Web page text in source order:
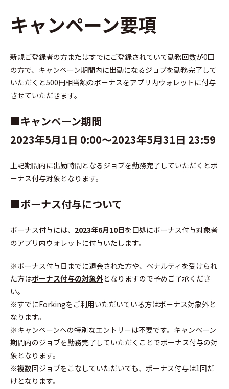
キャンペーン要項
新規ご登録者の方またはすでにご登録されていて勤務回数が0回
の方で、キャンペーン期間内に出勤になるジョブを勤務完了して
いただくと500円相当額のボーナスをアプリ内ウォレットに付与
させていただきます。
■キャンペーン期間
2023年5月1日 0:00〜2023年5月31日 23:59
上記期間内に出勤時間となるジョブを勤務完了していただくとボ
ーナス付与対象となります。
■ボーナス付与について
ボーナス付与には、 2023年6月10日を目処にボーナス付与対象者
のアプリ内ウォレットに付与いたします。
※ボーナス付与日までに退会された方や、ペナルティを受けられ
た方はボーナス付与の対象外となりますので予めご了承くださ
い。
※すでにForkingをご利用いただいている方はボーナス対象外と
なります。
※キャンペーンへの特別なエントリーは不要です。キャンペーン
期間内のジョブを勤務完了していただくことでボーナス付与の対
象となります。
※複数回ジョブをこなしていただいても、ボーナス付与は1回だ
けとなります。